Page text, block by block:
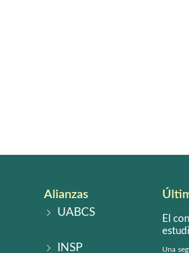
Alianzas
UABCS
INSP
El
Una